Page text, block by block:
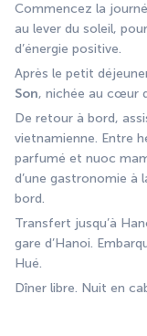
Commencez la
au lever du soleil,
d’énergie positive.
Après le petit
Son, nichée au cœur
De retour à bord,
vietnamienne. Entre
parfumé et nuoc
d’une gastronomie à
bord.
Transfert jusqu’à
gare d’Hanoi.
Hué.
Dîner libre. Nuit en